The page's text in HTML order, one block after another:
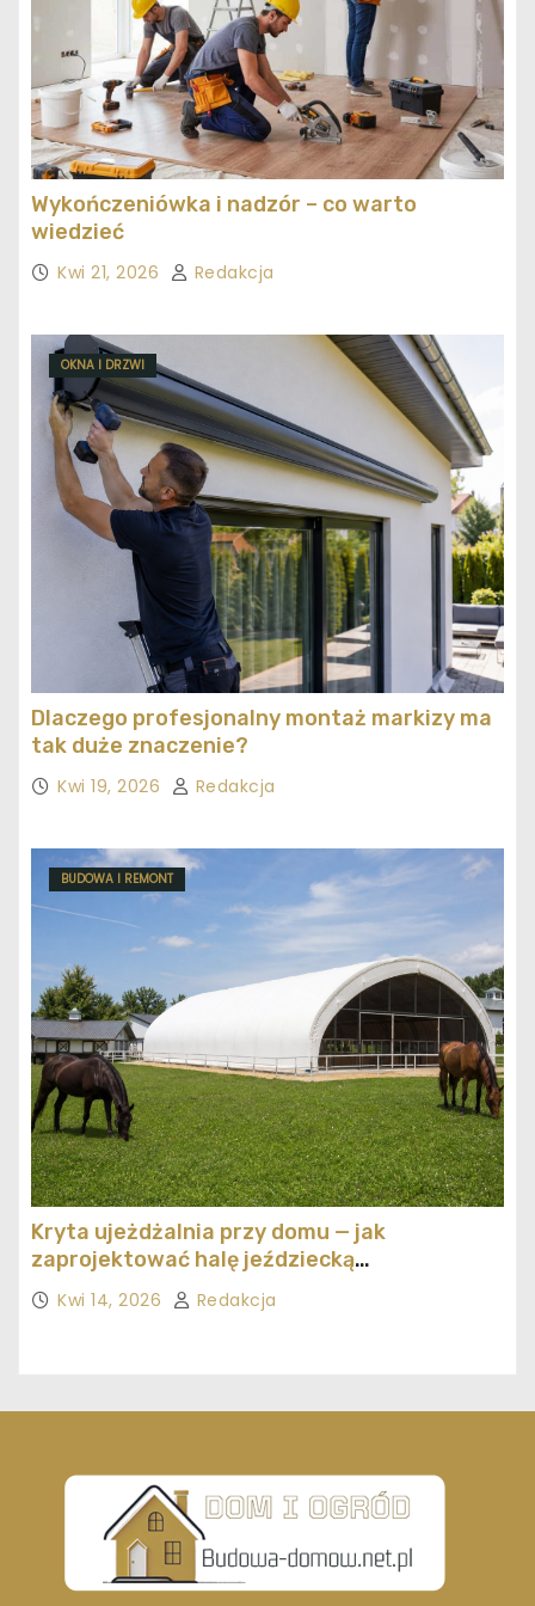
Wykończeniówka i nadzór – co warto
wiedzieć
Kwi 21, 2026 Redakcja
OKNA I DRZWI
Dlaczego profesjonalny montaż markizy ma
tak duże znaczenie?
Kwi 19, 2026 Redakcja
BUDOWA I REMONT
Kryta ujeżdżalnia przy domu — jak
zaprojektować halę jeździecką
ekonomicznie
Kwi 14, 2026 Redakcja